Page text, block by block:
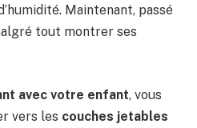
Maintenant, passé
tout montrer ses
avec votre enfant, vous
vers les couches jetables